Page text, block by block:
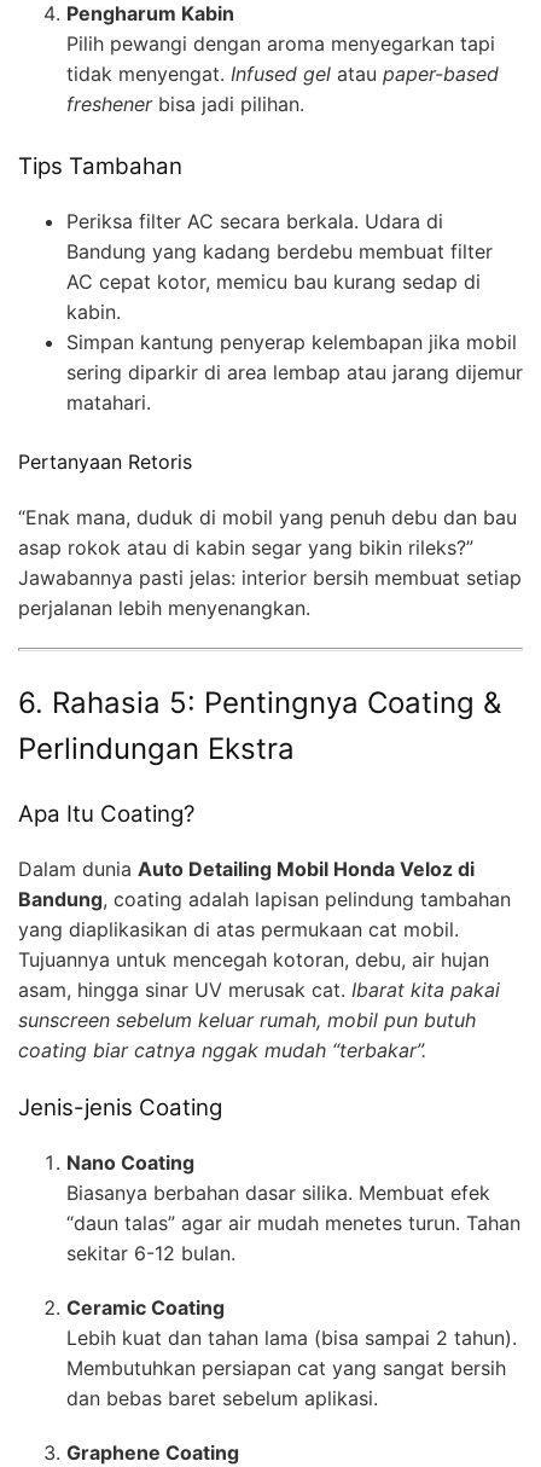
Pengharum Kabin
Pilih pewangi dengan aroma menyegarkan tapi
tidak menyengat. Infused gel atau paper-based
freshenerbisa jadi pilihan.
Tips Tambahan
Periksa filter AC secara berkala. Udara di
Bandung yang kadang berdebu membuat filter
AC cepat kotor, memicu bau kurang sedap di
kabin.
Simpan kantung penyerap kelembapan jika mobil
sering diparkir di area lembap atau jarang dijemur
matahari.
Pertanyaan Retoris
“Enak mana, duduk di mobil yang penuh debu dan bau
asap rokok atau di kabin segar yang bikin rileks?”
Jawabannya pasti jelas: interior bersih membuat setiap
perjalanan lebih menyenangkan.
6. Rahasia 5: Pentingnya Coating &
Perlindungan Ekstra
Apa Itu Coating?
Dalam dunia Auto Detailing Mobil Honda Veloz di
Bandung, coating adalah lapisan pelindung tambahan
yang diaplikasikan di atas permukaan cat mobil.
Tujuannya untuk mencegah kotoran, debu, air hujan
asam, hingga sinar UV merusak cat. Ibarat kita pakai
sunscreen sebelum keluar rumah, mobil pun butuh
coating biar catnya nggak mudah “terbakar”.
Jenis-jenis Coating
Nano Coating
Biasanya berbahan dasar silika. Membuat efek
“daun talas” agar air mudah menetes turun. Tahan
sekitar 6-12 bulan.
Ceramic Coating
Lebih kuat dan tahan lama (bisa sampai 2 tahun).
Membutuhkan persiapan cat yang sangat bersih
dan bebas baret sebelum aplikasi.
Graphene Coating